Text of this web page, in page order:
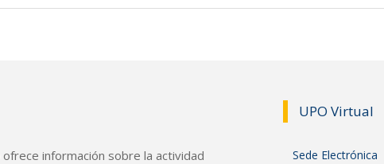
ofrece información sobre la actividad
UPO Virtual
Sede Electrónica